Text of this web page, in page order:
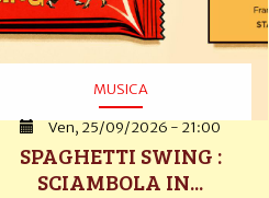
MUSICA
Ven, 25/09/2026 - 21:00
SPAGHETTI SWING :
SCIAMBOLA IN...